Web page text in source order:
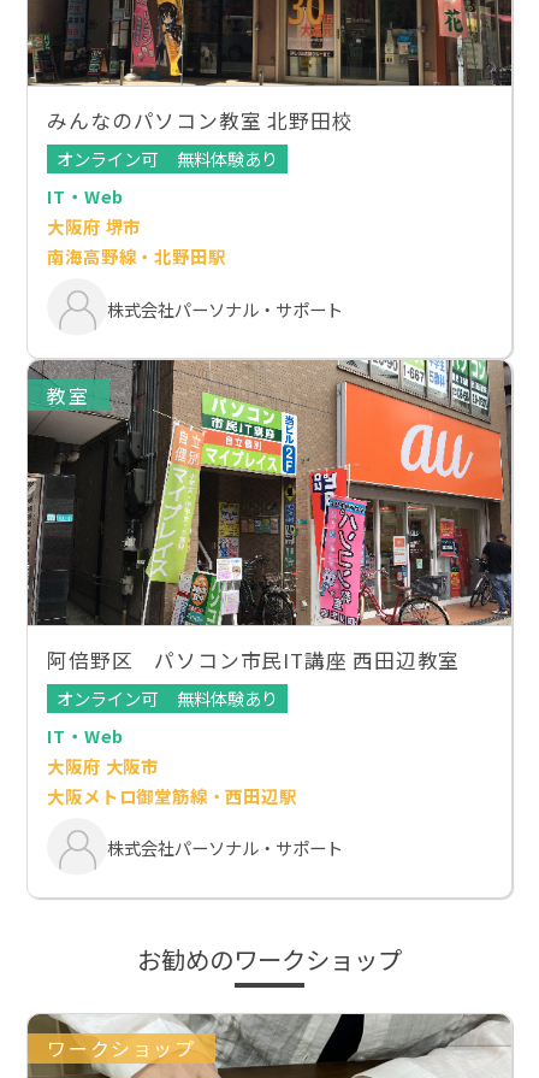
みんなのパソコン教室 北野田校
オンライン可
無料体験あり
IT・Web
大阪府 堺市
南海高野線・北野田駅
株式会社パーソナル・サポート
教室
阿倍野区 パソコン市民IT講座 西田辺教室
オンライン可
無料体験あり
IT・Web
大阪府 大阪市
大阪メトロ御堂筋線・西田辺駅
株式会社パーソナル・サポート
お勧めのワークショップ
ワークショップ